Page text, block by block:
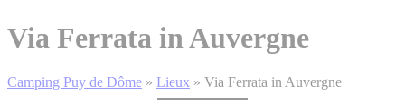
Via Ferrata in Auvergne
Camping Puy de Dôme » Lieux » Via Ferrata in Auvergne